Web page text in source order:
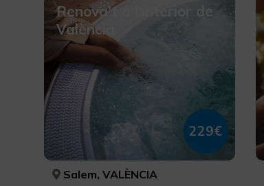
Renova't a l'interior de
València
229€
Salem, VALÈNCIA